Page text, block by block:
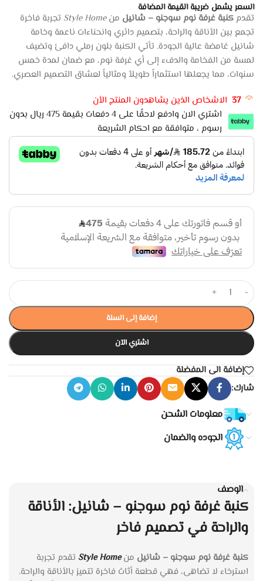
السعر يشمل ضريبة القيمة المضافة
تقدم كنبة غرفة نوم سوجنو – شانيل منStyle Home تجربة فاخرة
تجمع بين الأناقة والراحة، بتصميم دائري وانحناءات ناعمة وخامة
شانيل غامضة عالية الجودة. تأتي الكنبة بلون رملي دافئ وتضيف
لمسة من الفخامة والدفء إلى أي غرفة نوم، مع ضمان لمدة خمس
سنوات، مما يجعلها استثماراً طويلاً ومثالياً لعشاق التصميم العصري.
37 الاشخاص الذين يشاهدون المنتج الأن
اشتري الان وادفع لاحقًا على 4 دفعات بقيمة 475 ريال بدون
رسوم ، متوافقة مع احكام الشريعة
-
+
إضافة إلى السلة
اشتري الآن
إضافة الى المفضلة
شارك:
معلومات الشحن
الجوده والضمان
الوصف
كنبة غرفة نوم سوجنو – شانيل: الأناقة
والراحة في تصميم فاخر
كنبة غرفة نوم سوجنو – شانيل منStyle Home تقدم تجربة
استرخاء لا تضاهى، فهي قطعة أثاث فاخرة تتميز بالأناقة والراحة.